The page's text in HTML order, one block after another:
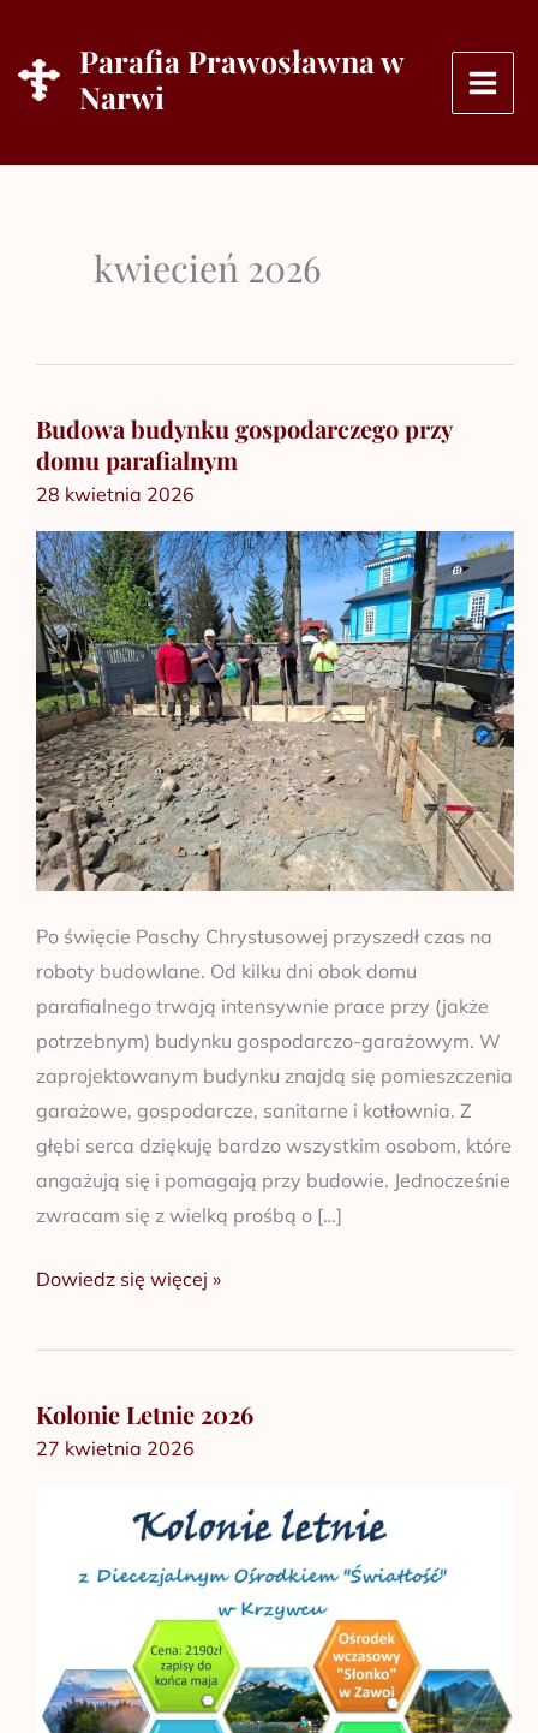
treści
Parafia Prawosławna w
Narwi
kwiecień 2026
Budowa budynku gospodarczego przy
domu parafialnym
28 kwietnia 2026
Po święcie Paschy Chrystusowej przyszedł czas na
roboty budowlane. Od kilku dni obok domu
parafialnego trwają intensywnie prace przy (jakże
potrzebnym) budynku gospodarczo-garażowym. W
zaprojektowanym budynku znajdą się pomieszczenia
garażowe, gospodarcze, sanitarne i kotłownia. Z
głębi serca dziękuję bardzo wszystkim osobom, które
angażują się i pomagają przy budowie. Jednocześnie
zwracam się z wielką prośbą o […]
Budowa
budynku
gospodarczego
przy
domu
parafialnym
Dowiedz się więcej »
Kolonie Letnie 2026
27 kwietnia 2026
Kolonie
Letnie